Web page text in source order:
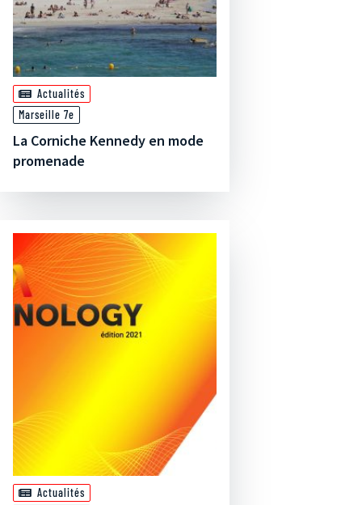
Actualités
Marseille 7e
La Corniche Kennedy en mode
promenade
Actualités